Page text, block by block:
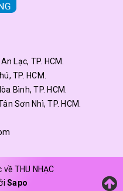
Lạc, TP. HCM.
TP. HCM.
Bình, TP. HCM.
Sơn Nhì, TP. HCM.
THU NHẠC
Sapo